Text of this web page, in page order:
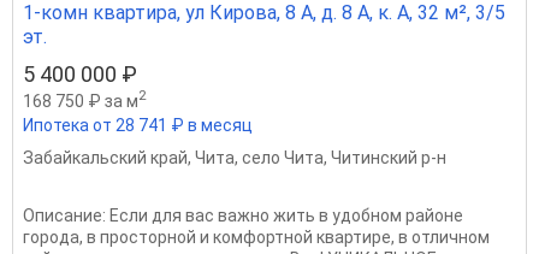
1-комн квартира, ул Кирова, 8 А, д. 8 А, к. А, 32 м², 3/5
эт.
5 400 000 ₽
168 750 ₽ за м2
Ипотека от 28 741 ₽ в месяц
Забайкальский край, Чита, село Чита, Читинский р-н
Описание: Если для вас важно жить в удобном районе
города, в просторной и комфортной квартире, в отличном